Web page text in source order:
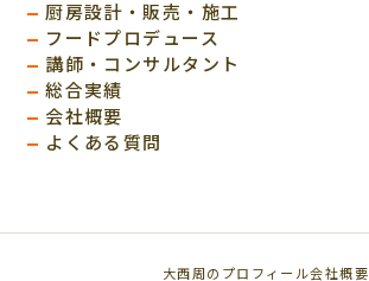
厨房設計・販売・施工
フードプロデュース
講師・コンサルタント
総合実績
会社概要
よくある質問
大西周のプロフィール会社概要